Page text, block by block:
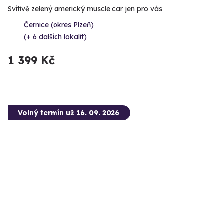
Svítivě zelený americký muscle car jen pro vás
Černice (okres Plzeň)
(+ 6 dalších lokalit)
1 399 Kč
Volný termín už 16. 09. 2026